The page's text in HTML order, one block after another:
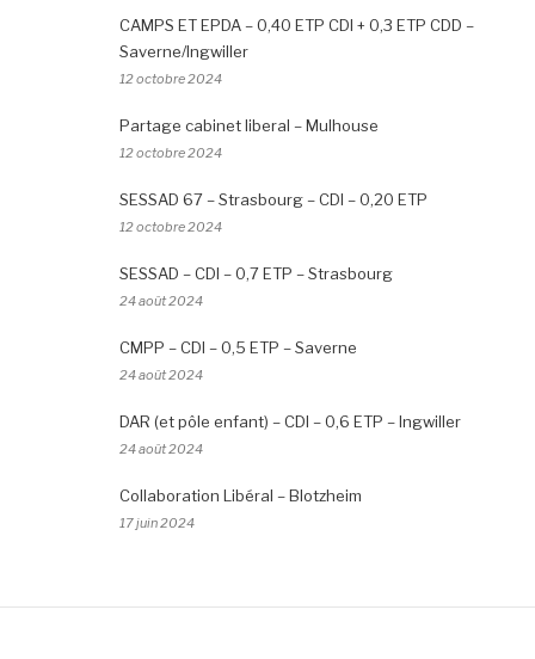
CAMPS ET EPDA – 0,40 ETP CDI + 0,3 ETP CDD –
Saverne/Ingwiller
12 octobre 2024
Partage cabinet liberal – Mulhouse
12 octobre 2024
SESSAD 67 – Strasbourg – CDI – 0,20 ETP
12 octobre 2024
SESSAD – CDI – 0,7 ETP – Strasbourg
24 août 2024
CMPP – CDI – 0,5 ETP – Saverne
24 août 2024
DAR (et pôle enfant) – CDI – 0,6 ETP – Ingwiller
24 août 2024
Collaboration Libéral – Blotzheim
17 juin 2024